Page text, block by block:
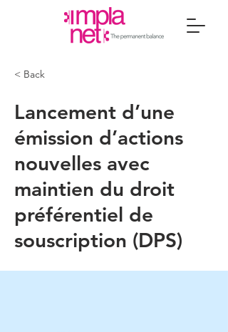
< Back
Lancement d’une
émission d’actions
nouvelles avec
maintien du droit
préférentiel de
souscription (DPS)